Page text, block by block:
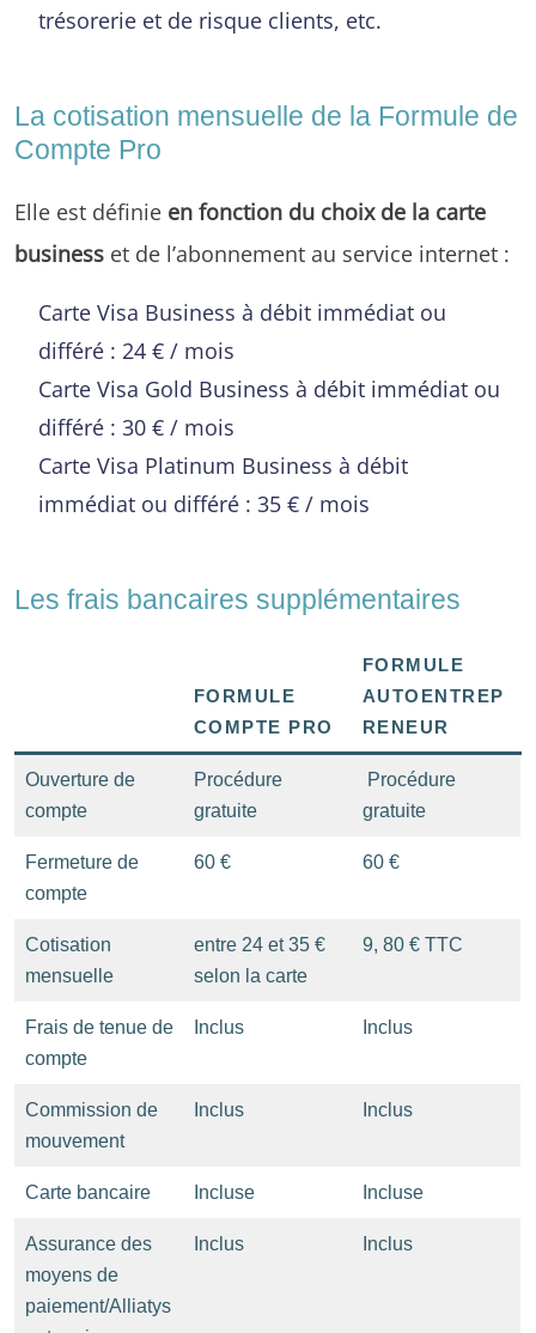
trésorerie et de risque clients, etc.
La cotisation mensuelle de la Formule de
Compte Pro
Elle est définie en fonction du choix de la carte
business et de l’abonnement au service internet :
Carte Visa Business à débit immédiat ou
différé : 24 € / mois
Carte Visa Gold Business à débit immédiat ou
différé : 30 € / mois
Carte Visa Platinum Business à débit
immédiat ou différé : 35 € / mois
Les frais bancaires supplémentaires
FORMULE
COMPTE PRO
FORMULE
AUTOENTREP
RENEUR
Ouverture de
compte
Procédure
gratuite
Procédure
gratuite
Fermeture de
compte
60 € 60 €
Cotisation
mensuelle
entre 24 et 35 €
selon la carte
9, 80 € TTC
Frais de tenue de
compte
Inclus Inclus
Commission de
mouvement
Inclus Inclus
Carte bancaire Incluse Incluse
Assurance des
moyens de
paiement/Alliatys
Inclus Inclus